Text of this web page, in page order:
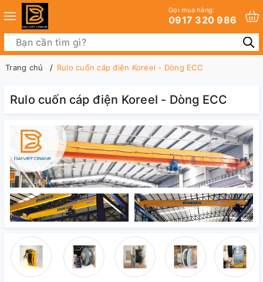
Gọi mua hàng:
0917 320 986
Trang chủ Rulo cuốn cáp điện Koreel - Dòng ECC
Rulo cuốn cáp điện Koreel - Dòng ECC